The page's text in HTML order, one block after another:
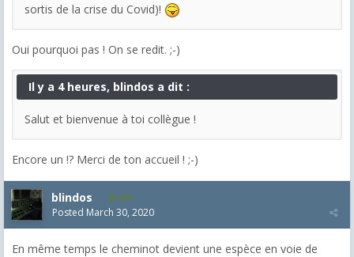
sortis de la crise du Covid)!
Oui pourquoi pas ! On se redit. ;-)
Il y a 4 heures, blindos a dit :
Salut et bienvenue à toi collègue !
Encore un !? Merci de ton accueil ! ;-)
blindos 480
Posted March 30, 2020
En même temps le cheminot devient une espèce en voie de